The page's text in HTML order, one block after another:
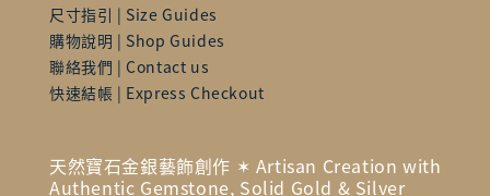
尺寸指引 | Size Guides
購物說明 | Shop Guides
聯絡我們 | Contact us
快速結帳 | Express Checkout
天然寶石金銀藝飾創作 ✶ Artisan Creation with
Authentic Gemstone, Solid Gold & Silver